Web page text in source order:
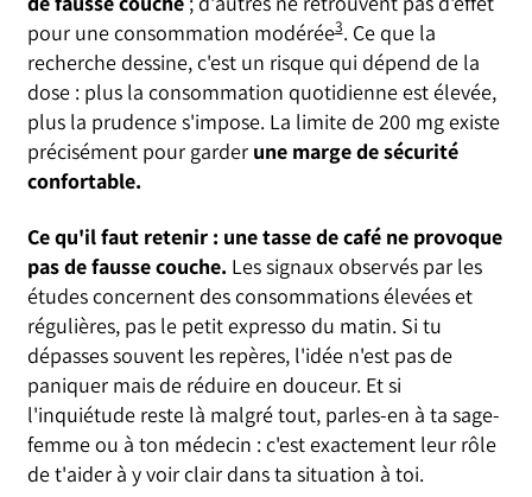
pour une consommation modérée3. Ce que la
recherche dessine, c'est un risque qui dépend de la
dose : plus la consommation quotidienne est élevée,
plus la prudence s'impose. La limite de 200 mg existe
précisément pour garder une marge de sécurité
confortable.
Ce qu'il faut retenir : une tasse de café ne provoque
pas de fausse couche.Les signaux observés par les
études concernent des consommations élevées et
régulières, pas le petit expresso du matin. Si tu
dépasses souvent les repères, l'idée n'est pas de
paniquer mais de réduire en douceur. Et si
l'inquiétude reste là malgré tout, parles-en à ta sage-
femme ou à ton médecin : c'est exactement leur rôle
de t'aider à y voir clair dans ta situation à toi.